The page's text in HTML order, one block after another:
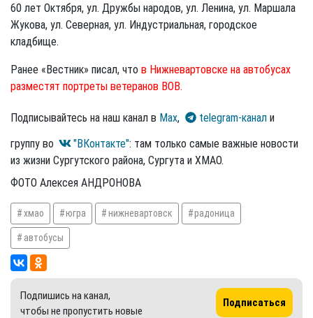
60 лет Октября, ул. Дружбы народов, ул. Ленина, ул. Маршала
Жукова, ул. Северная, ул. Индустриальная, городское
кладбище.
Ранее «Вестник» писал, что в Нижневартовске на автобусах
разместят портреты ветеранов ВОВ.
Подписывайтесь на наш канал в Max, telegram-канал и
группу во
"ВКонтакте": там только самые важные новости
из жизни Сургутского района, Сургута и ХМАО.
ФОТО Алексея АНДРОНОВА
хмао югра нижневартовск радоница
автобусы
Подпишись на канал,
чтобы не пропустить новые
Подписаться